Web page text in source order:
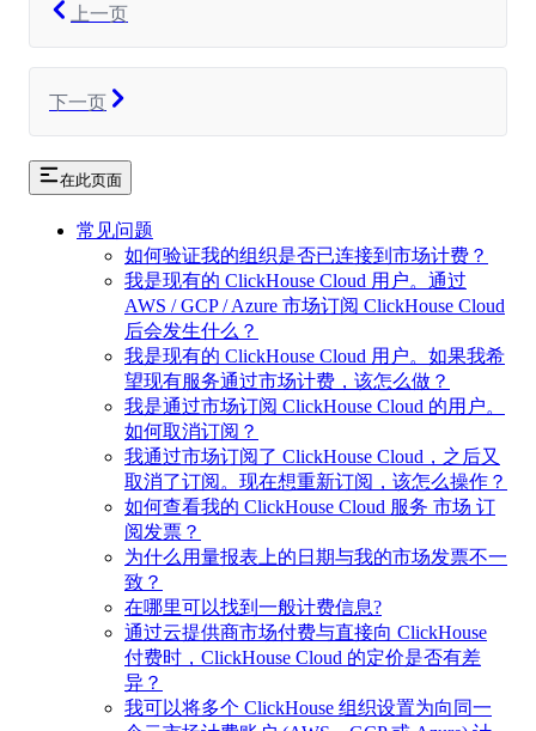
上一页
下一页
在此页面
常见问题
如何验证我的组织是否已连接到市场计费？​
我是现有的 ClickHouse Cloud 用户。通过
AWS / GCP / Azure 市场订阅 ClickHouse Cloud
后会发生什么？​
我是现有的 ClickHouse Cloud 用户。如果我希
望现有服务通过市场计费，该怎么做？​
我是通过市场订阅 ClickHouse Cloud 的用户。
如何取消订阅？​
我通过市场订阅了 ClickHouse Cloud，之后又
取消了订阅。现在想重新订阅，该怎么操作？​
如何查看我的 ClickHouse Cloud 服务 市场 订
阅发票？​
为什么用量报表上的日期与我的市场发票不一
致？​
在哪里可以找到一般计费信息​?
通过云提供商市场付费与直接向 ClickHouse
付费时，ClickHouse Cloud 的定价是否有差
异？
我可以将多个 ClickHouse 组织设置为向同一